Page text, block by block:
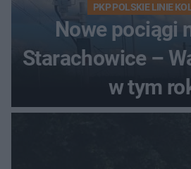
PKP POLSKIE LINIE
Nowe pociągi
Starachowice –
w tym